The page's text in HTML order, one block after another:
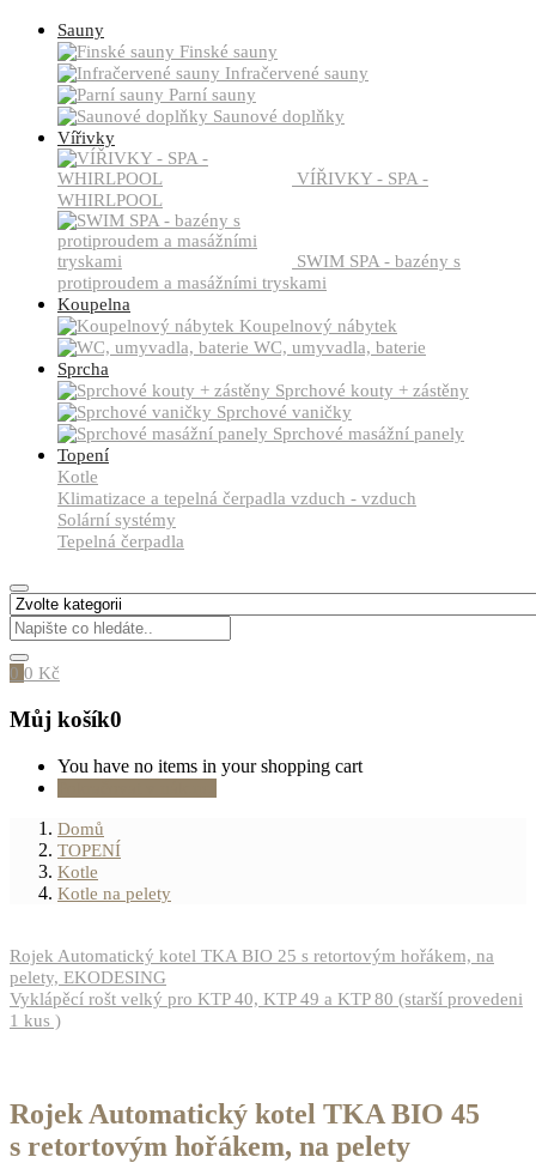
Sauny
Finské sauny
Infračervené sauny
Parní sauny
Saunové doplňky
Vířivky
VÍŘIVKY - SPA -
WHIRLPOOL
SWIM SPA - bazény s
protiproudem a masážními tryskami
Koupelna
Koupelnový nábytek
WC, umyvadla, baterie
Sprcha
Sprchové kouty + zástěny
Sprchové vaničky
Sprchové masážní panely
Topení
Kotle
Klimatizace a tepelná čerpadla vzduch - vzduch
Solární systémy
Tepelná čerpadla
0 0 Kč
Můj košík0
You have no items in your shopping cart
Domů
TOPENÍ
Kotle
Kotle na pelety
Rojek Automatický kotel TKA BIO 25 s retortovým hořákem, na
pelety, EKODESING
Vyklápěcí rošt velký pro KTP 40, KTP 49 a KTP 80 (starší provedeni
1 kus )
Rojek Automatický kotel TKA BIO 45
s retortovým hořákem, na pelety